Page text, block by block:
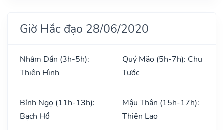
Giờ Hắc đạo 28/06/2020
Nhâm Dần (3h-5h):
Thiên Hình
Quý Mão (5h-7h): Chu
Tước
Bính Ngọ (11h-13h):
Bạch Hổ
Mậu Thân (15h-17h):
Thiên Lao